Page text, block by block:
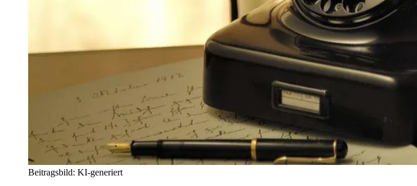
Beitragsbild: KI-generiert